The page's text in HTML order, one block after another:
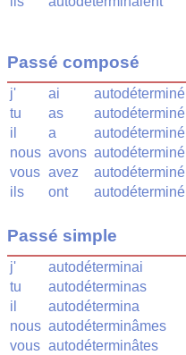
Passé composé
j' ai
autodéterminé
tu
as
autodéterminé
il
a
autodéterminé
nous avons autodéterminé
vous avez
autodéterminé
ils
ont autodéterminé
Passé simple
j'
autodéterminai
tu
autodéterminas
il
autodétermina
nous autodéterminâmes
vous autodéterminâtes